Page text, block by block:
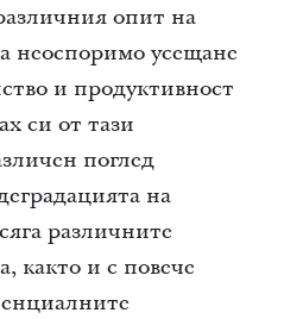
опит на
неоспоримо усещане
и продуктивност
си от тази
поглед
на
различните
както и с повече